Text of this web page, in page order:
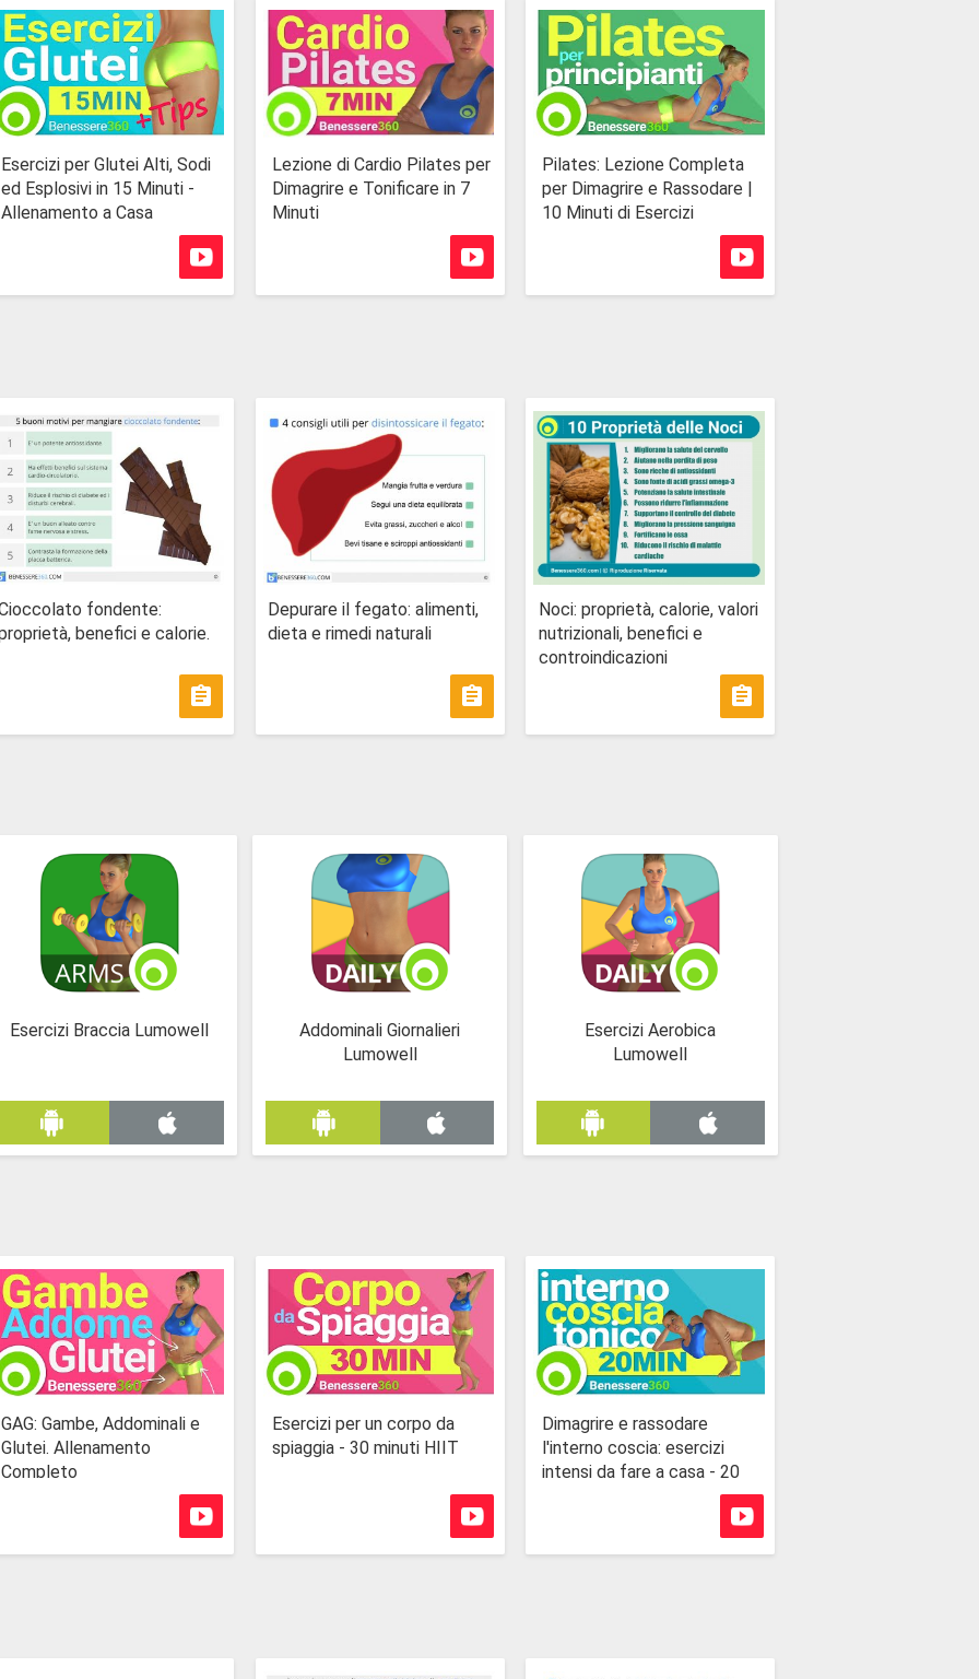
Esercizi per Glutei Alti, Sodi
ed Esplosivi in 15 Minuti -
Allenamento a Casa
Lezione di Cardio Pilates per
Dimagrire e Tonificare in 7
Minuti
Pilates: Lezione Completa
per Dimagrire e Rassodare |
10 Minuti di Esercizi
fondente:
benefici e calorie.
Depurare il fegato: alimenti,
dieta e rimedi naturali
Noci: proprietà, calorie, valori
nutrizionali, benefici e
controindicazioni
Esercizi Braccia Lumowell
Addominali Giornalieri
Lumowell
Esercizi Aerobica
Lumowell
GAG: Gambe, Addominali e
Glutei. Allenamento
Completo
Esercizi per un corpo da
spiaggia - 30 minuti HIIT
Dimagrire e rassodare
l'interno coscia: esercizi
intensi da fare a casa - 20